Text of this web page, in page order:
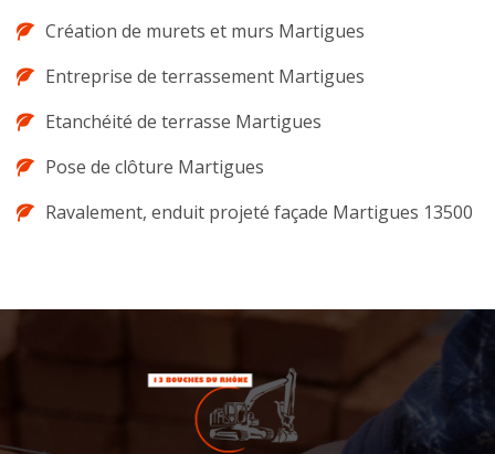
Création de murets et murs Martigues
Entreprise de terrassement Martigues
Etanchéité de terrasse Martigues
Pose de clôture Martigues
Ravalement, enduit projeté façade Martigues 13500